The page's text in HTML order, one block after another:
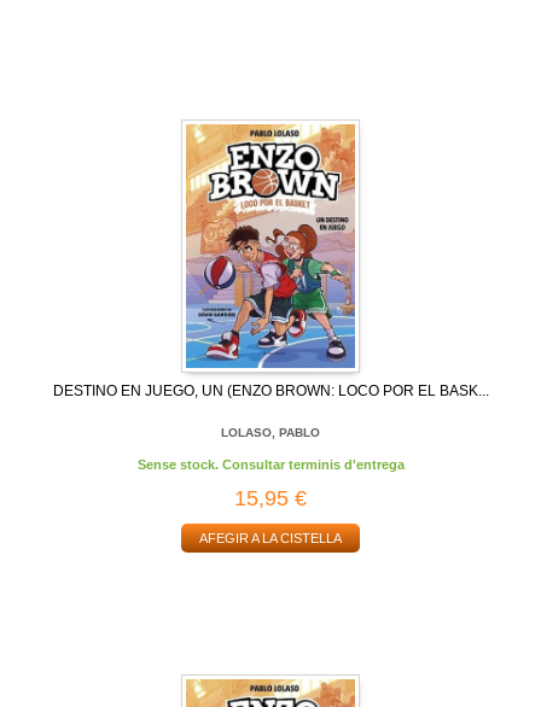
DESTINO EN JUEGO, UN (ENZO BROWN: LOCO POR EL BASK...
LOLASO, PABLO
Sense stock. Consultar terminis d'entrega
15,95 €
AFEGIR A LA CISTELLA